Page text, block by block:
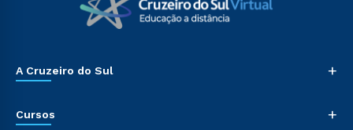
A Cruzeiro do Sul +
Cursos +